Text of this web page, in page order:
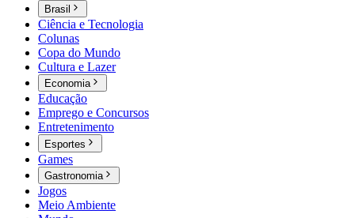
Brasil
Ciência e Tecnologia
Colunas
Copa do Mundo
Cultura e Lazer
Economia
Educação
Emprego e Concursos
Entretenimento
Esportes
Games
Gastronomia
Jogos
Meio Ambiente